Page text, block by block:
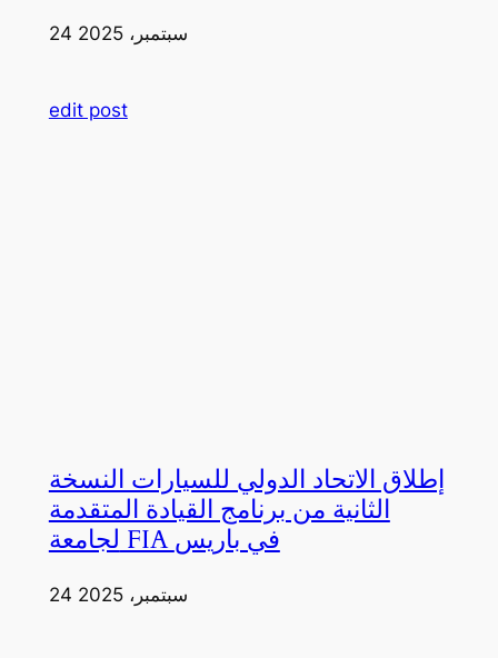
24 سبتمبر، 2025
edit post
إطلاق الاتحاد الدولي للسيارات النسخة
الثانية من برنامج القيادة المتقدمة
لجامعة FIA في باريس
24 سبتمبر، 2025